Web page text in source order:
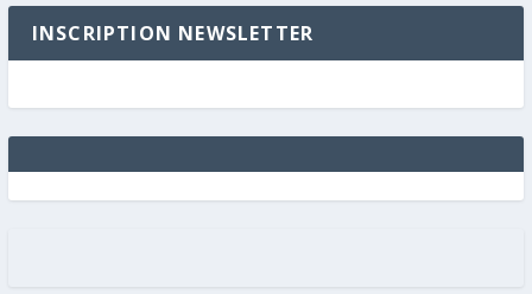
INSCRIPTION NEWSLETTER